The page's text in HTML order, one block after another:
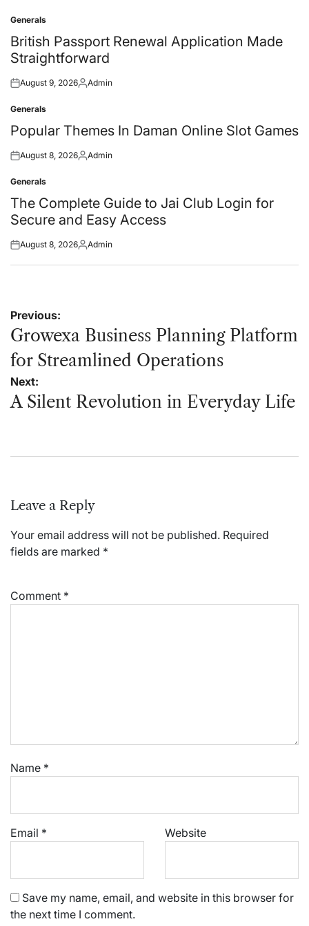
Posted
in
Generals
British Passport Renewal Application Made
Straightforward
Posted
August 9, 2026Posted
Admin
Posted
in
Generals
Popular Themes In Daman Online Slot Games
Posted
August 8, 2026Posted
Admin
Posted
in
Generals
The Complete Guide to Jai Club Login for
Secure and Easy Access
Posted
August 8, 2026Posted
Admin
Post
navigation
Previous:
Growexa Business Planning Platform
for Streamlined Operations
Next:
A Silent Revolution in Everyday Life
Leave a Reply
Your email address will not be published. Required
fields are marked *
Comment *
Name *
Email * Website
Save my name, email, and website in this browser for
the next time I comment.